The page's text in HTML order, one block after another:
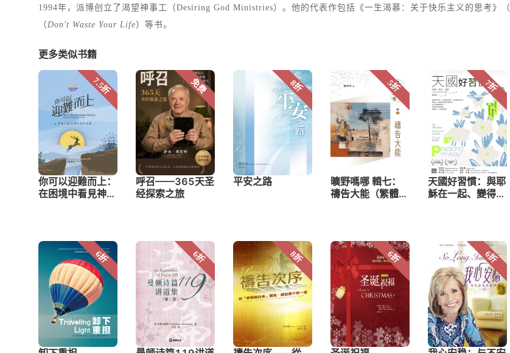
1994年，派博创立了渴望神事工（Desiring God Ministries）。他的代表作包括《一生渴慕：关于快乐主义的思考》（
（ Don't Waste Your Life）等书。
更多类似书籍